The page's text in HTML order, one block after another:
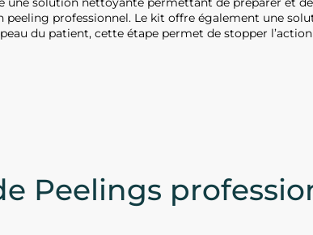
peeling professionnel. Le kit offre également une
du patient, cette étape permet de stopper
Peelings